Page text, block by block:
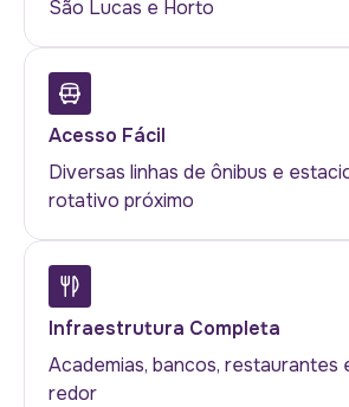
São Lucas e Horto
Acesso Fácil
Diversas linhas de ônibus e
rotativo próximo
Infraestrutura Completa
Academias, bancos, restaurantes
redor